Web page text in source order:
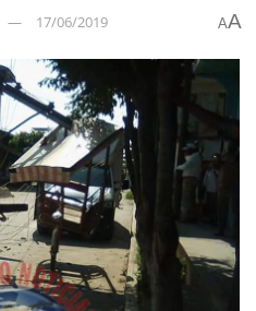
17/06/2019 AA